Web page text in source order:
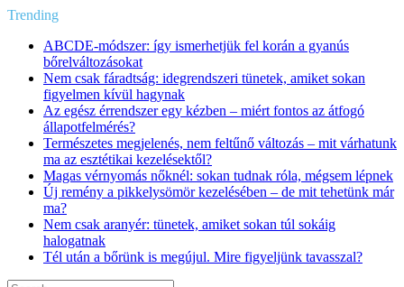
Trending
ABCDE‑módszer: így ismerhetjük fel korán a gyanús
bőrelváltozásokat
Nem csak fáradtság: idegrendszeri tünetek, amiket sokan
figyelmen kívül hagynak
Az egész érrendszer egy kézben – miért fontos az átfogó
állapotfelmérés?
Természetes megjelenés, nem feltűnő változás – mit várhatunk
ma az esztétikai kezelésektől?
Magas vérnyomás nőknél: sokan tudnak róla, mégsem lépnek
Új remény a pikkelysömör kezelésében – de mit tehetünk már
ma?
Nem csak aranyér: tünetek, amiket sokan túl sokáig
halogatnak
Tél után a bőrünk is megújul. Mire figyeljünk tavasszal?